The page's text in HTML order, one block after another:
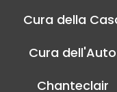
Cura della
Cura dell'Auto
Chanteclair